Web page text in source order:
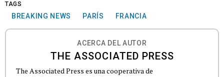
TAGS
BREAKING NEWS PARÍS FRANCIA
ACERCA DEL AUTOR
THE ASSOCIATED PRESS
The Associated Press es una cooperativa de